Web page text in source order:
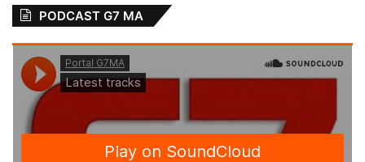
PODCAST G7 MA